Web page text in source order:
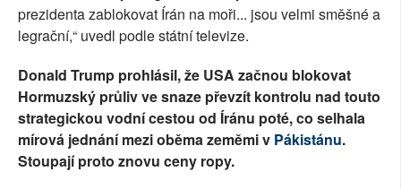
prezidenta zablokovat Írán na moři... jsou velmi směšné a
legrační,“ uvedl podle státní televize.
Donald Trump prohlásil, že USA začnou blokovat
Hormuzský průliv ve snaze převzít kontrolu nad touto
strategickou vodní cestou od Íránu poté, co selhala
mírová jednání mezi oběma zeměmi v Pákistánu.
Stoupají proto znovu ceny ropy.